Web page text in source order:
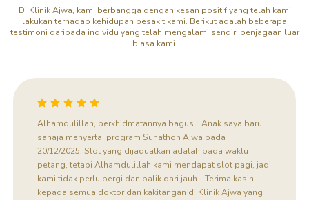
Di Klinik Ajwa, kami berbangga dengan kesan positif yang telah kami
lakukan terhadap kehidupan pesakit kami. Berikut adalah beberapa
testimoni daripada individu yang telah mengalami sendiri penjagaan luar
biasa kami.
Tahun ini, anak lelaki ketiga saya menerima perkhidmatan
berkhatan di Klinik Ajwa. Pada tahun 2018, 2021, dan 2025,
dia juga telah menjalani proses berkhatan di Klinik Ajwa.
Saya sangat berpuas hati dengan perkhidmatan yang
diberikan oleh doktor dan jururawat di klinik ini. Kepada
semua ibu bapa yang mencari klinik untuk berkhatan anak